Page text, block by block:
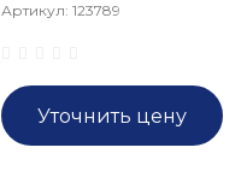
Артикул: 123789
Уточнить цену